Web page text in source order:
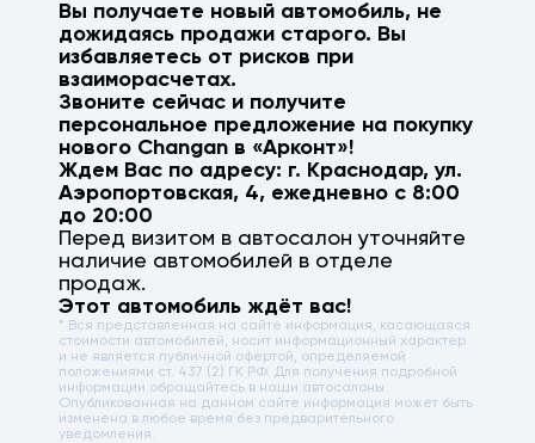
Вы получаете новый автомобиль, не
дожидаясь продажи старого. Вы
избавляетесь от рисков при
взаиморасчетах.
Звоните сейчас и получите
персональное предложение на покупку
нового Changan в «Арконт»!
Ждем Вас по адресу: г. Краснодар,ул.
Аэропортовская, 4, ежедневно с 8:00
до 20:00
Перед визитом в автосалон уточняйте
наличие автомобилей в отделе
продаж.
Этот автомобиль ждёт вас!
* Вся представленная на сайте информация, касающаяся
стоимости автомобилей, носит информационный характер
и не является публичной офертой, определяемой
положениями ст. 437 (2) ГК РФ. Для получения подробной
информации обращайтесь в наши автосалоны.
Опубликованная на данном сайте информация может быть
изменена в любое время без предварительного
уведомления.